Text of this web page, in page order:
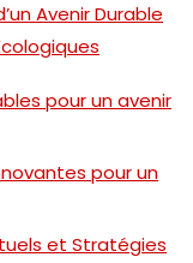
Avenir Durable
pour un avenir
pour un
et Stratégies